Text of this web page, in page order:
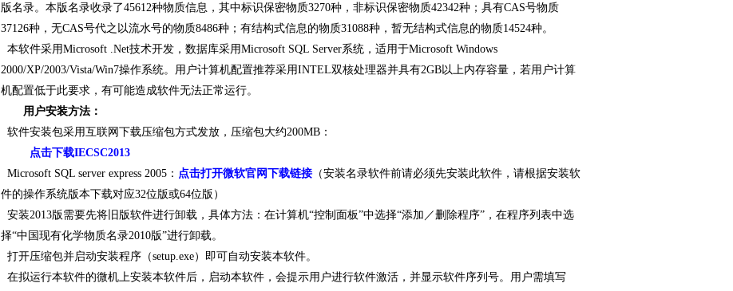
版名录。本版名录收录了45612种物质信息，其中标识保密物质3270种，非标识保密物质42342种；具有CAS号物质
37126种，无CAS号代之以流水号的物质8486种；有结构式信息的物质31088种，暂无结构式信息的物质14524种。
本软件采用Microsoft .Net技术开发，数据库采用Microsoft SQL Server系统，适用于Microsoft Windows
2000/XP/2003/Vista/Win7操作系统。用户计算机配置推荐采用INTEL双核处理器并具有2GB以上内存容量，若用户计算
机配置低于此要求，有可能造成软件无法正常运行。
用户安装方法：
软件安装包采用互联网下载压缩包方式发放，压缩包大约200MB：
点击下载IECSC2013
Microsoft SQL server express 2005： 点击打开微软官网下载链接 （安装名录软件前请必须先安装此软件，请根据安装软
件的操作系统版本下载对应32位版或64位版）
安装2013版需要先将旧版软件进行卸载，具体方法：在计算机“控制面板”中选择“添加／删除程序”，在程序列表中选
择“中国现有化学物质名录2010版”进行卸载。
打开压缩包并启动安装程序（setup.exe）即可自动安装本软件。
在拟运行本软件的微机上安装本软件后，启动本软件，会提示用户进行软件激活，并显示软件序列号。用户需填写